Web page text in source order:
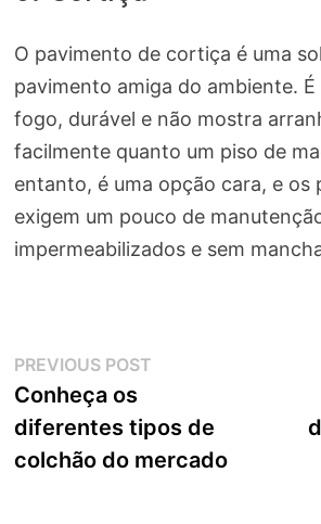
O pavimento de cortiça é uma
pavimento amiga do ambiente.
fogo, durável e não mostra
facilmente quanto um piso de
entanto, é uma opção cara, e os
exigem um pouco de
impermeabilizados e sem
Navegação
de
Post
PREVIOUS POSTPrevious
Conheça os
diferentes tipos de
colchão do mercado